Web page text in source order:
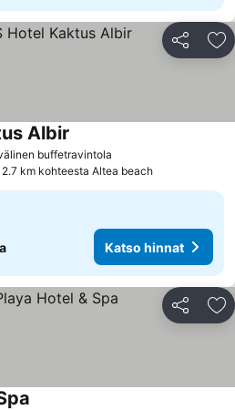
Jaa
buffetravintola
Albir
2.7 km kohteesta Altea beach
Katso hinnat
Jaa